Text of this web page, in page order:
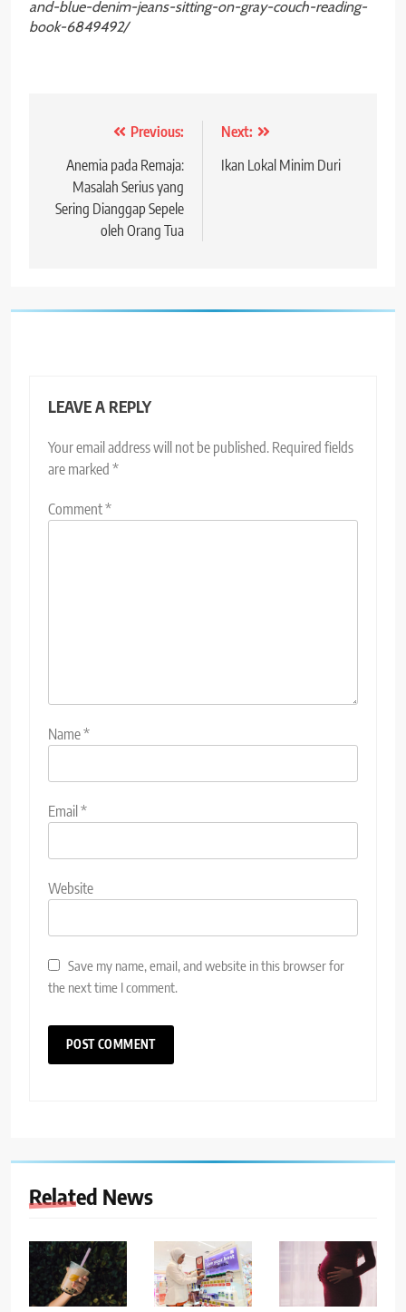
and-blue-denim-jeans-sitting-on-gray-couch-reading-
book-6849492/
navigation
Previous:
Anemia pada Remaja:
Masalah Serius yang
Sering Dianggap Sepele
oleh Orang Tua
Next:
Ikan Lokal Minim Duri
LEAVE A REPLY
Your email address will not be published. Required fields
are marked *
Comment*
Name*
Email *
Website
Save my name, email, and website in this browser for
the next time I comment.
Related News